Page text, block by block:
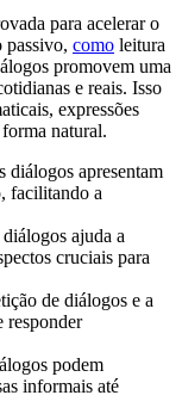
para acelerar o
passivo, como leitura
promovem uma
e reais. Isso
expressões
natural.
diálogos apresentam
facilitando a
ajuda a
cruciais para
de diálogos e a
responder
podem
informais até